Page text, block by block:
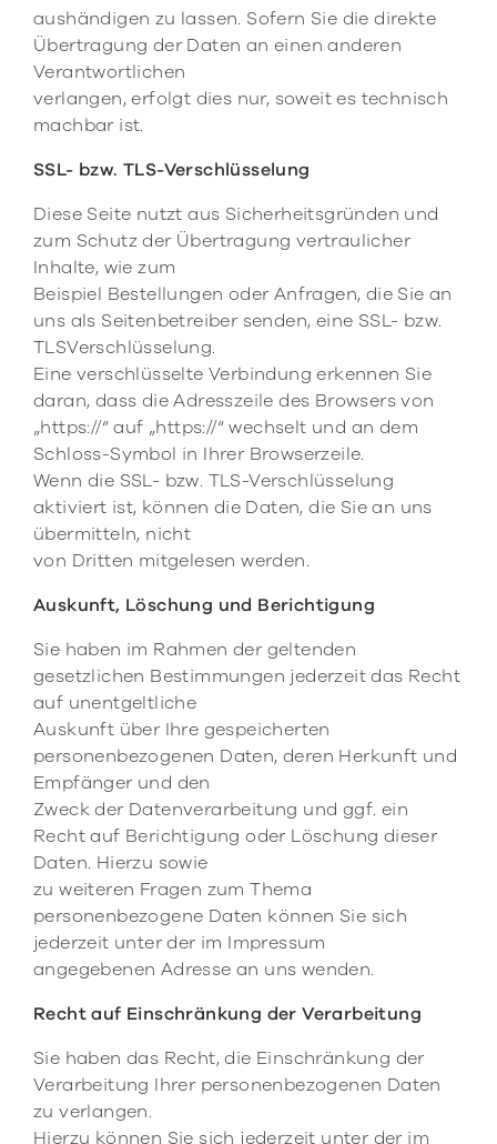
aushändigen zu lassen. Sofern Sie die direkte
Übertragung der Daten an einen anderen
Verantwortlichen
verlangen, erfolgt dies nur, soweit es technisch
machbar ist.
SSL- bzw. TLS-Verschlüsselung
Diese Seite nutzt aus Sicherheitsgründen und
zum Schutz der Übertragung vertraulicher
Inhalte, wie zum
Beispiel Bestellungen oder Anfragen, die Sie an
uns als Seitenbetreiber senden, eine SSL- bzw.
TLSVerschlüsselung.
Eine verschlüsselte Verbindung erkennen Sie
daran, dass die Adresszeile des Browsers von
„https://“ auf „https://“ wechselt und an dem
Schloss-Symbol in Ihrer Browserzeile.
Wenn die SSL- bzw. TLS-Verschlüsselung
aktiviert ist, können die Daten, die Sie an uns
übermitteln, nicht
von Dritten mitgelesen werden.
Auskunft, Löschung und Berichtigung
Sie haben im Rahmen der geltenden
gesetzlichen Bestimmungen jederzeit das Recht
auf unentgeltliche
Auskunft über Ihre gespeicherten
personenbezogenen Daten, deren Herkunft und
Empfänger und den
Zweck der Datenverarbeitung und ggf. ein
Recht auf Berichtigung oder Löschung dieser
Daten. Hierzu sowie
zu weiteren Fragen zum Thema
personenbezogene Daten können Sie sich
jederzeit unter der im Impressum
angegebenen Adresse an uns wenden.
Recht auf Einschränkung der Verarbeitung
Sie haben das Recht, die Einschränkung der
Verarbeitung Ihrer personenbezogenen Daten
zu verlangen.
Hierzu können Sie sich jederzeit unter der im